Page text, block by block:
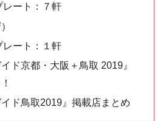
レート：７軒
レート：１軒
ド京都・大阪＋鳥取 2019』
イド鳥取2019』掲載店まとめ